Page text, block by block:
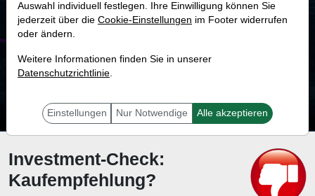
MONKEY-TRADER INDIKATOR
15.0 %
Mit 15.0 % Wahrscheinlichkeit wird selbst der unglücklichst agierende Trader
Investment-Check:
Kaufempfehlung?
Auswahl individuell festlegen. Ihre Einwilligung können Sie
jederzeit über die Cookie-Einstellungen im Footer widerrufen
oder ändern.
Weitere Informationen finden Sie in unserer
Datenschutzrichtlinie.
Einstellungen Nur Notwendige Alle akzeptieren